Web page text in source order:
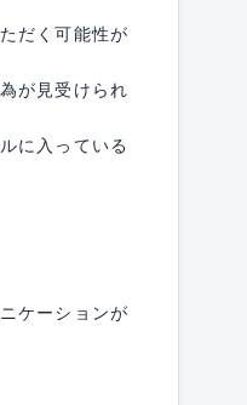
だく可能性が
が見受けられ
に入っている
ケーションが